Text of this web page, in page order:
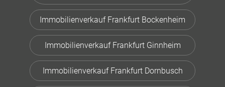
Immobilienverkauf Frankfurt Bockenheim
Immobilienverkauf Frankfurt Ginnheim
Immobilienverkauf Frankfurt Dornbusch